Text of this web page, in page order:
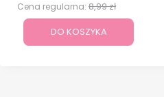
Cena regularna: 8,99 zł
DO KOSZYKA